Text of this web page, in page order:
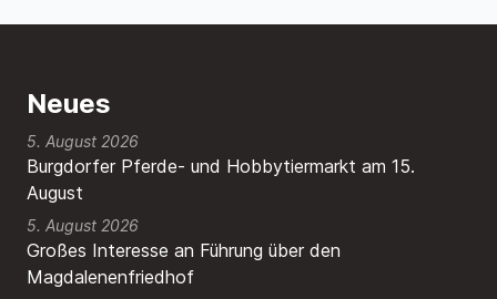
Neues
Burgdorfer Pferde- und Hobbytiermarkt am 15.
August
5. August 2026
Großes Interesse an Führung über den
Magdalenenfriedhof
5. August 2026